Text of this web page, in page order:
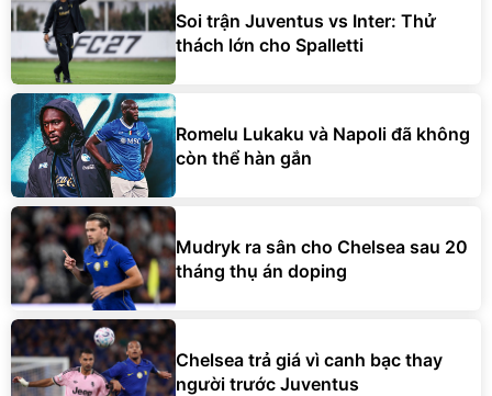
Soi trận Juventus vs Inter: Thử
thách lớn cho Spalletti
Romelu Lukaku và Napoli đã không
còn thể hàn gắn
Mudryk ra sân cho Chelsea sau 20
tháng thụ án doping
Chelsea trả giá vì canh bạc thay
người trước Juventus